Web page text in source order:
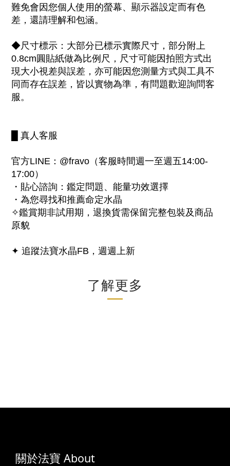
難免會因您個人使用的螢幕、顯示器設定而有色
差，還請理解和包涵。
◆尺寸標示：大部分已標示實際尺寸，部分附上
0.8cm圓貼紙做為比例尺，尺寸可能因拍照方式出
現大小視差與誤差，亦可能因您測量方式與工具不
同而存在誤差，皆以實物為準，有問題歡迎詢問客
服。
█ 真人客服
官方LINE：@fravo（客服時間週一至週五14:00-
17:00）
・貼心諮詢：鑑定問題、能量功效選擇
・為您尋找和推薦命定水晶
✧鑑賞期非試用期，退換貨需保留完整包裝及商品
原貌
✦ 追蹤法寶水晶FB，週週上新
了解更多
關於法寶 About